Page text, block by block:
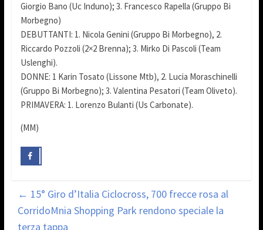
Giorgio Bano (Uc Induno); 3. Francesco Rapella (Gruppo Bi
Morbegno)
DEBUTTANTI: 1. Nicola Genini (Gruppo Bi Morbegno), 2.
Riccardo Pozzoli (2×2 Brenna); 3. Mirko Di Pascoli (Team
Uslenghi).
DONNE: 1 Karin Tosato (Lissone Mtb), 2. Lucia Moraschinelli
(Gruppo Bi Morbegno); 3. Valentina Pesatori (Team Oliveto).
PRIMAVERA: 1. Lorenzo Bulanti (Us Carbonate).
(MM)
← 15° Giro d’Italia Ciclocross, 700 frecce rosa al
CorridoMnia Shopping Park rendono speciale la
terza tappa